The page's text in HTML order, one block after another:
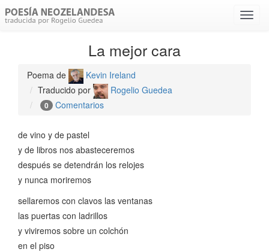
Menú
La mejor cara
Poema de
Kevin Ireland
Traducido por
Rogelio Guedea
0 Comentarios
de vino y de pastel
y de libros nos abasteceremos
después se detendrán los relojes
y nunca moriremos
sellaremos con clavos las ventanas
las puertas con ladrillos
y viviremos sobre un colchón
en el piso